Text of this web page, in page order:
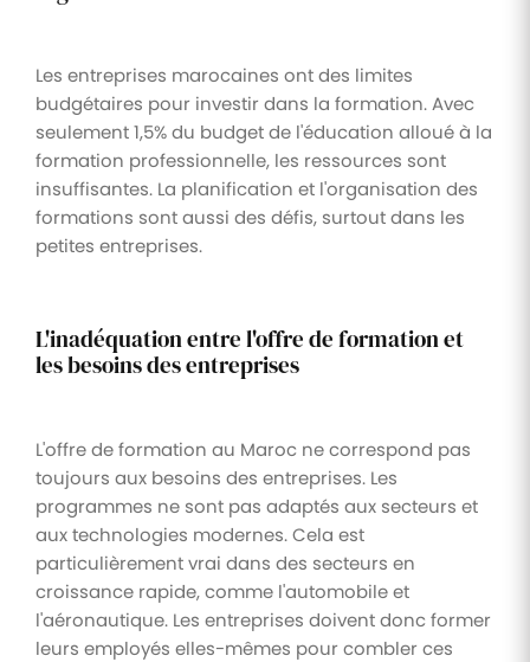
Les entreprises marocaines ont des limites
budgétaires pour investir dans la formation. Avec
seulement 1,5% du budget de l'éducation alloué à la
formation professionnelle, les ressources sont
insuffisantes. La planification et l'organisation des
formations sont aussi des défis, surtout dans les
petites entreprises.
L'inadéquation entre l'offre de formation et
les besoins des entreprises
L'offre de formation au Maroc ne correspond pas
toujours aux besoins des entreprises. Les
programmes ne sont pas adaptés aux secteurs et
aux technologies modernes. Cela est
particulièrement vrai dans des secteurs en
croissance rapide, comme l'automobile et
l'aéronautique. Les entreprises doivent donc former
leurs employés elles-mêmes pour combler ces